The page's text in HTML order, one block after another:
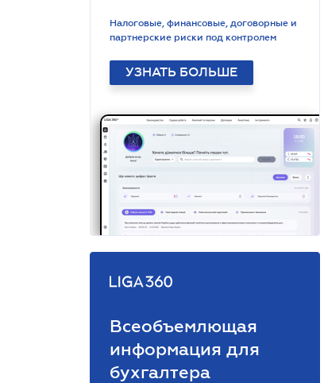
Налоговые, финансовые, договорные и
партнерские риски под контролем
УЗНАТЬ БОЛЬШЕ
Всеобъемлющая
информация для
бухгалтера